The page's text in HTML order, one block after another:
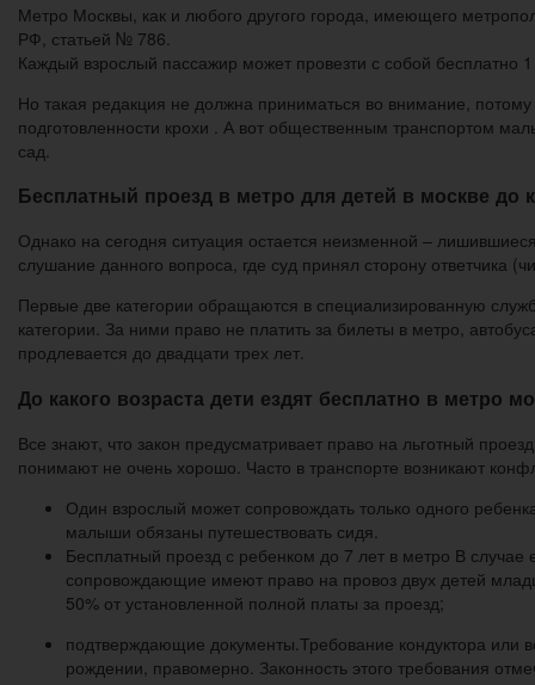
Метро Москвы, как и любого другого города, имеющего
РФ, статьей № 786.
Каждый взрослый пассажир может провезти с собой бесплатно
Но такая редакция не должна приниматься во внимание,
подготовленности крохи . А вот общественным транспортом
сад.
Бесплатный проезд в метро для детей в москве до
Однако на сегодня ситуация остается неизменной –
слушание данного вопроса, где суд принял сторону ответчика
Первые две категории обращаются в специализированную
категории. За ними право не платить за билеты в метро,
продлевается до двадцати трех лет.
До какого возраста дети ездят бесплатно в метро
Все знают, что закон предусматривает право на льготный
понимают не очень хорошо. Часто в транспорте возникают
Один взрослый может сопровождать только одного
малыши обязаны путешествовать сидя.
Бесплатный проезд с ребенком до 7 лет в метро В случае
сопровождающие имеют право на провоз двух детей
50% от установленной полной платы за проезд;
подтверждающие документы.Требование кондуктора или
рождении, правомерно. Законность этого требования